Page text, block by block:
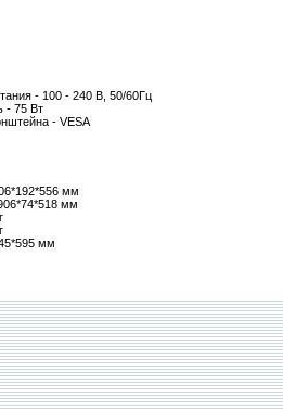
- 100 - 240 В, 50/60Гц
- 75 Вт
- VESA
мм
мм
мм